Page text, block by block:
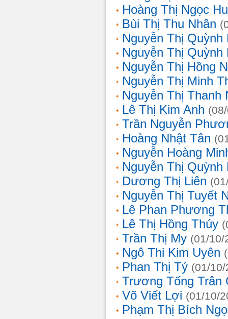
Hoàng Thị Ngọc
Bùi Thị Thu Nhân
Nguyễn Thị Quỳnh
Nguyễn Thị Quỳnh
Nguyễn Thị Hồng
Nguyễn Thị Minh
Nguyễn Thị Thanh
Lê Thị Kim Anh
Trần Nguyễn
Hoàng Nhật Tân
Nguyễn Hoàng
Nguyễn Thị Quỳnh
Dương Thị Liên
Nguyễn Thị Tuyết
Lê Phan Phương
Lê Thị Hồng Thúy
Trần Thị My (01/10/
Ngô Thi Kim Uyên
Phan Thị Tý (01/
Trương Tống Trân
Võ Viết Lợi (01/10/
Phạm Thị Bích